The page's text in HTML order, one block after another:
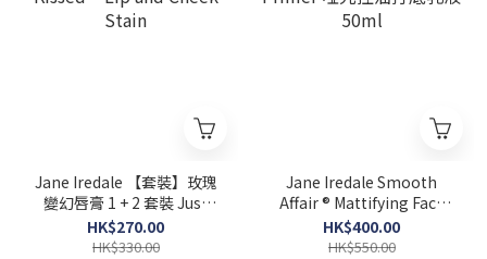
Jane Iredale 【套裝】玫瑰
變幻唇膏 1 + 2 套裝 Just
Kissed ® Lip and Cheek
Stain
HK$270.00
HK$330.00
Jane Iredale Smooth
Affair ® Mattifying Face
Primer 啞光控油打底乳液
50ml
HK$400.00
HK$550.00